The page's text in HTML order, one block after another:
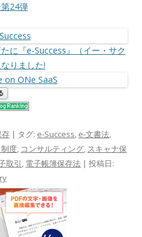
24弾
に『e-Success』（イー・サク
りました!
存 | タグ: e-Success, e-文書法,
度, コンサルティング, スキャナ保
取引, 電子帳簿保存法 | 投稿日: